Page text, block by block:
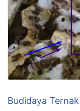
Budidaya